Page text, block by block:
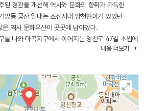
된 경관을 개선해 역사와 문화의 향취가 가득한
양동 궁산 일대는 조선시대 양천현아가 있었던
역사 문화유산이 곳곳에 남아있다.
를 나와 마곡지구에서 이어지는 양천로 47길 초입에
을 알리는 상징 조형물이 세워져 있다. 기둥 형태의
관, 궁산땅굴, 소악루, 양천고성지, 양천향교로
는 천천히 걸어 1시간 정도 걸리는 코스이다. 해가
의 모습과는 다르게 아름다운 조명이 켜지며 빛을
습을 연출한다.
내용 더보기